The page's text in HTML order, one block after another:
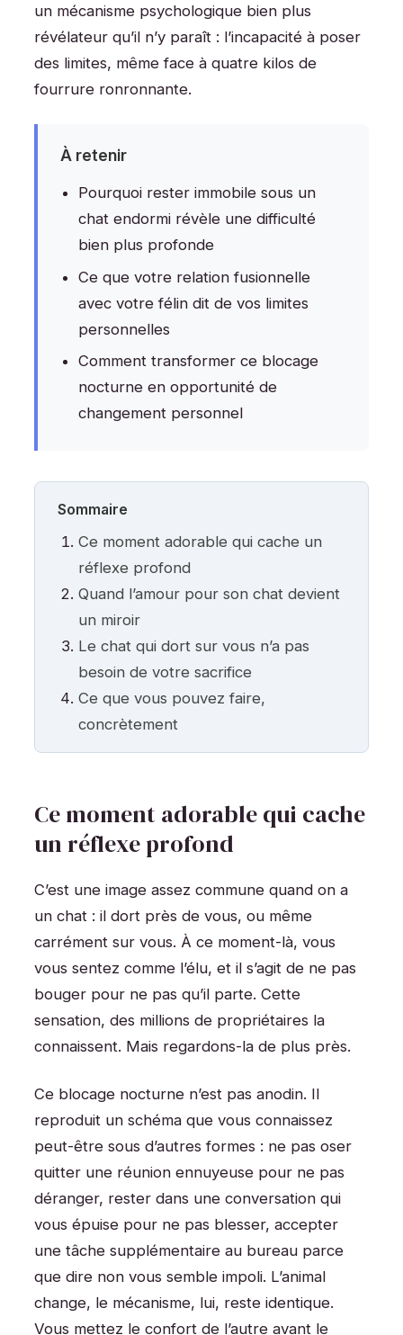
un mécanisme psychologique bien plus
révélateur qu’il n’y paraît : l’incapacité à poser
des limites, même face à quatre kilos de
fourrure ronronnante.
À retenir
Pourquoi rester immobile sous un
chat endormi révèle une difficulté
bien plus profonde
Ce que votre relation fusionnelle
avec votre félin dit de vos limites
personnelles
Comment transformer ce blocage
nocturne en opportunité de
changement personnel
Sommaire
Ce moment adorable qui cache un
réflexe profond
Quand l’amour pour son chat devient
un miroir
Le chat qui dort sur vous n’a pas
besoin de votre sacrifice
Ce que vous pouvez faire,
concrètement
Ce moment adorable qui cache
un réflexe profond
C’est une image assez commune quand on a
un chat : il dort près de vous, ou même
carrément sur vous. À ce moment-là, vous
vous sentez comme l’élu, et il s’agit de ne pas
bouger pour ne pas qu’il parte. Cette
sensation, des millions de propriétaires la
connaissent. Mais regardons-la de plus près.
Ce blocage nocturne n’est pas anodin. Il
reproduit un schéma que vous connaissez
peut-être sous d’autres formes : ne pas oser
quitter une réunion ennuyeuse pour ne pas
déranger, rester dans une conversation qui
vous épuise pour ne pas blesser, accepter
une tâche supplémentaire au bureau parce
que dire non vous semble impoli. L’animal
change, le mécanisme, lui, reste identique.
Vous mettez le confort de l’autre avant le